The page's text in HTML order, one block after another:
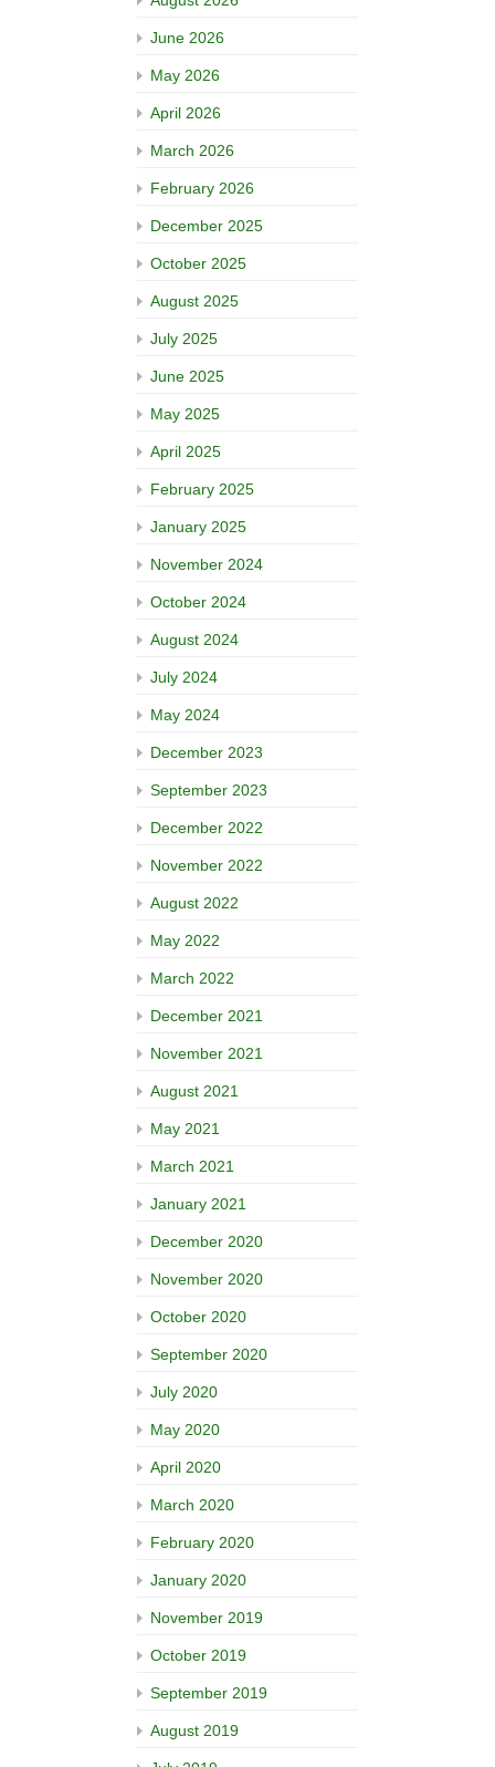
June 2026
May 2026
April 2026
March 2026
February 2026
December 2025
October 2025
August 2025
July 2025
June 2025
May 2025
April 2025
February 2025
January 2025
November 2024
October 2024
August 2024
July 2024
May 2024
December 2023
September 2023
December 2022
November 2022
August 2022
May 2022
March 2022
December 2021
November 2021
August 2021
May 2021
March 2021
January 2021
December 2020
November 2020
October 2020
September 2020
July 2020
May 2020
April 2020
March 2020
February 2020
January 2020
November 2019
October 2019
September 2019
August 2019